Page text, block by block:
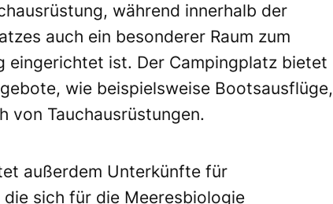
während innerhalb der
auch ein besonderer Raum zum
eingerichtet ist. Der Campingplatz bietet
wie beispielsweise Bootsausflüge,
von Tauchausrüstungen.
außerdem Unterkünfte für
sich für die Meeresbiologie